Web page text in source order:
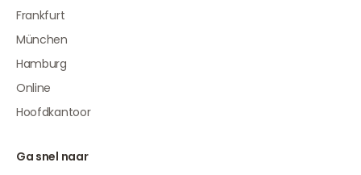
Frankfurt
München
Hamburg
Online
Hoofdkantoor
Ga snel naar